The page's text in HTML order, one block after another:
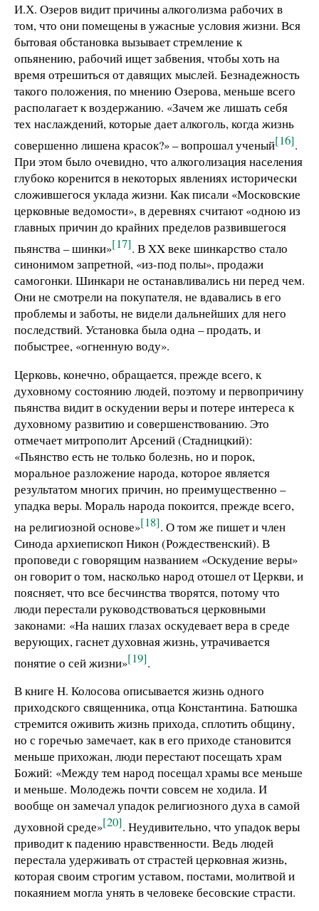
И.Х. Озеров видит причины алкоголизма рабочих в
том, что они помещены в ужасные условия жизни. Вся
бытовая обстановка вызывает стремление к
опьянению, рабочий ищет забвения, чтобы хоть на
время отрешиться от давящих мыслей. Безнадежность
такого положения, по мнению Озерова, меньше всего
располагает к воздержанию. «Зачем же лишать себя
тех наслаждений, которые дает алкоголь, когда жизнь
совершенно лишена красок?» – вопрошал ученый[16].
При этом было очевидно, что алкоголизация населения
глубоко коренится в некоторых явлениях исторически
сложившегося уклада жизни. Как писали «Московские
церковные ведомости», в деревнях считают «одною из
главных причин до крайних пределов развившегося
пьянства – шинки»[17]. В XX веке шинкарство стало
синонимом запретной, «из-под полы», продажи
самогонки. Шинкари не останавливались ни перед чем.
Они не смотрели на покупателя, не вдавались в его
проблемы и заботы, не видели дальнейших для него
последствий. Установка была одна – продать, и
побыстрее, «огненную воду».
Церковь, конечно, обращается, прежде всего, к
духовному состоянию людей, поэтому и первопричину
пьянства видит в оскудении веры и потере интереса к
духовному развитию и совершенствованию. Это
отмечает митрополит Арсений (Стадницкий):
«Пьянство есть не только болезнь, но и порок,
моральное разложение народа, которое является
результатом многих причин, но преимущественно –
упадка веры. Мораль народа покоится, прежде всего,
на религиозной основе»[18]. О том же пишет и член
Синода архиепископ Никон (Рождественский). В
проповеди с говорящим названием «Оскудение веры»
он говорит о том, насколько народ отошел от Церкви, и
поясняет, что все бесчинства творятся, потому что
люди перестали руководствоваться церковными
законами: «На наших глазах оскудевает вера в среде
верующих, гаснет духовная жизнь, утрачивается
понятие о сей жизни»[19].
В книге Н. Колосова описывается жизнь одного
приходского священника, отца Константина. Батюшка
стремится оживить жизнь прихода, сплотить общину,
но с горечью замечает, как в его приходе становится
меньше прихожан, люди перестают посещать храм
Божий: «Между тем народ посещал храмы все меньше
и меньше. Молодежь почти совсем не ходила. И
вообще он замечал упадок религиозного духа в самой
духовной среде»[20]. Неудивительно, что упадок веры
приводит к падению нравственности. Ведь людей
перестала удерживать от страстей церковная жизнь,
которая своим строгим уставом, постами, молитвой и
покаянием могла унять в человеке бесовские страсти.